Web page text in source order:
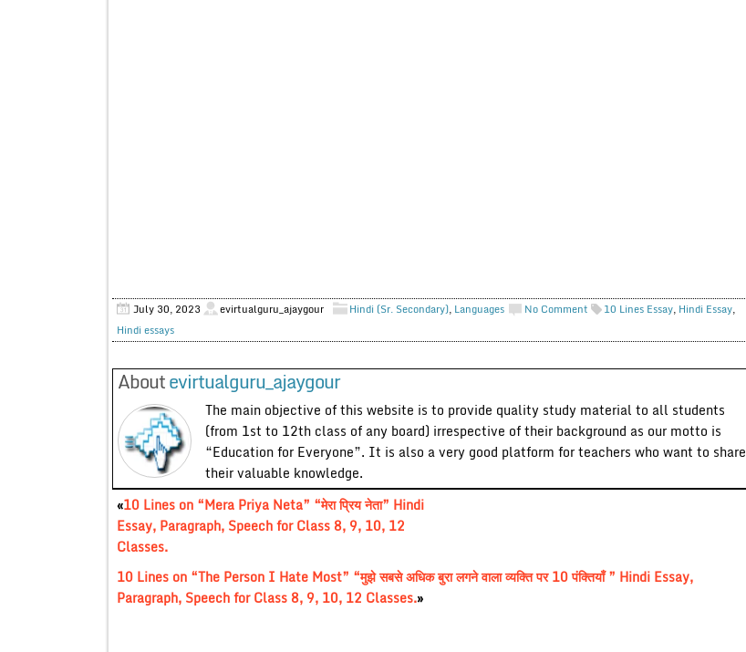
July 30, 2023 evirtualguru_ajaygour Hindi (Sr. Secondary), Languages No Comment 10 Lines Essay, Hindi Essay,
Hindi essays
Aboutevirtualguru_ajaygour
The main objective of this website is to provide quality study material to all students
(from 1st to 12th class of any board) irrespective of their background as our motto is
“Education for Everyone”. It is also a very good platform for teachers who want to share
their valuable knowledge.
«10 Lines on “Mera Priya Neta” “मेरा प्रिय नेता” Hindi
Essay, Paragraph, Speech for Class 8, 9, 10, 12
Classes.
10 Lines on “The Person I Hate Most” “मुझे सबसे अधिक बुरा लगने वाला व्यक्ति पर 10 पंक्तियाँ ” Hindi Essay,
Paragraph, Speech for Class 8, 9, 10, 12 Classes.»